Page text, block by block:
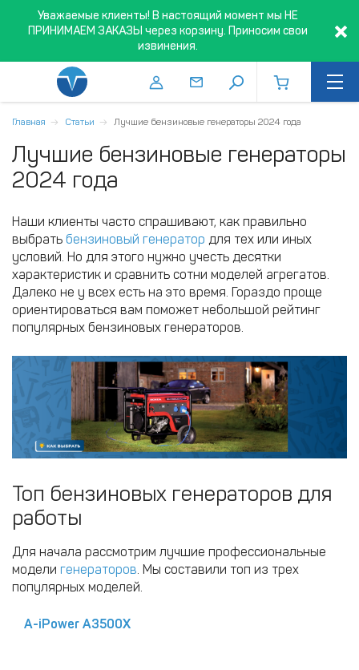
Уважаемые клиенты! В настоящий момент мы НЕ
ПРИНИМАЕМ ЗАКАЗЫ через корзину. Приносим свои
извинения.
Главная Статьи Лучшие бензиновые генераторы 2024 года
Лучшие бензиновые генераторы
2024 года
Наши клиенты часто спрашивают, как правильно
выбрать бензиновый генератор для тех или иных
условий. Но для этого нужно учесть десятки
характеристик и сравнить сотни моделей агрегатов.
Далеко не у всех есть на это время. Гораздо проще
ориентироваться вам поможет небольшой рейтинг
популярных бензиновых генераторов.
Топ бензиновых генераторов для
работы
Для начала рассмотрим лучшие профессиональные
модели генераторов. Мы составили топ из трех
популярных моделей.
A-iPower A3500X